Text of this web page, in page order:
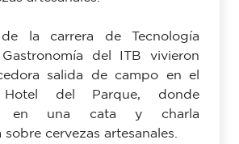
de la carrera de Tecnología
del ITB vivieron
salida de campo en el
Hotel del Parque, donde
en una cata y charla
cervezas artesanales.